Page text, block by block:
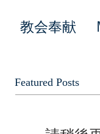
教会奉献
Featured Posts